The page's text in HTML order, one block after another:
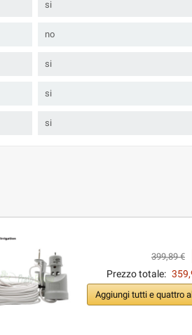
si
no
si
si
si
399,89 €
Prezzo totale:
Aggiungi tutti e quattro